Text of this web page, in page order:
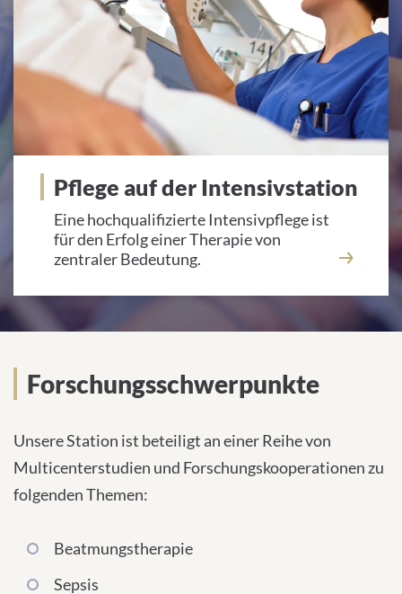
Pflege auf der Intensivstation
Eine hochqualifizierte Intensivpflege ist
für den Erfolg einer Therapie von
zentraler Bedeutung.
Mediziner und Wissenschaftler
Forschungsschwerpunkte
Unsere Station ist beteiligt an einer Reihe von
Multicenterstudien und Forschungskooperationen zu
folgenden Themen:
Beatmungstherapie
Sepsis